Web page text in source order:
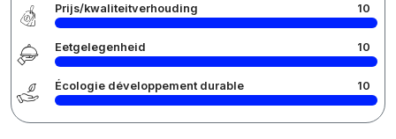
Prijs/kwaliteitverhouding 10
Eetgelegenheid 10
Écologie développement durable 10